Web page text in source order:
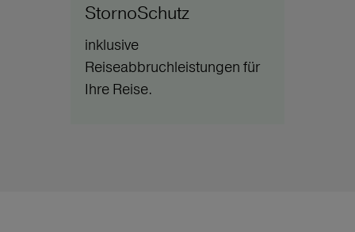
StornoSchutz
inklusive
Reiseabbruchleistungen für
Ihre Reise.